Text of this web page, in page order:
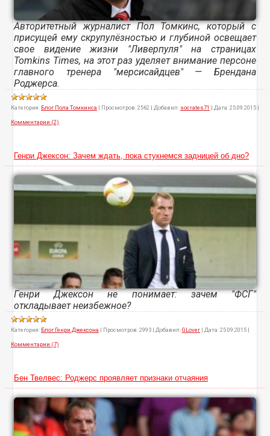
Авторитетный журналист Пол Томкинс, который с
присущей ему скрупулёзностью и глубиной освещает
свое видение жизни "Ливерпуля" на страницах
Tomkins Times, на этот раз уделяет внимание персоне
главного тренера "мерсисайдцев" — Брендана
Роджерса.
Категория: Блог Пола Томкинса | Просмотров:2562 | Добавил: socrates71 | Дата:25.09.2015 |
Комментарии (2)
Генри Джексон: Зачем ждать, пока стукнемся задницей об дно?
Генри Джексон не понимает: зачем "ФСГ"
откладывает неизбежное?
Категория: Блог Генри Джексона | Просмотров:2993 | Добавил:GLover | Дата:25.09.2015 |
Комментарии (7)
Бен Твелвес: Роджерс проявляет признаки отчаяния